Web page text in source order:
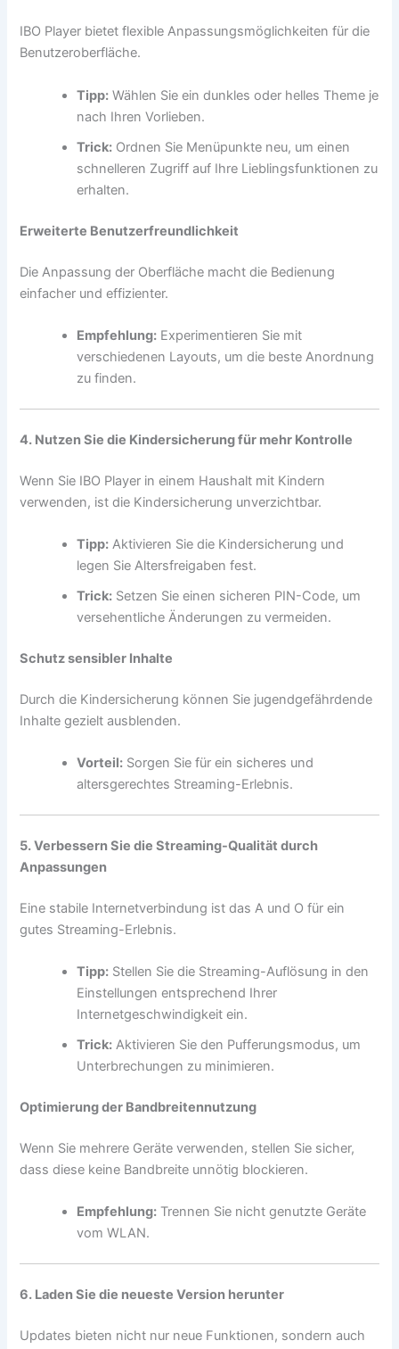
IBO Player bietet flexible Anpassungsmöglichkeiten für die
Benutzeroberfläche.
Tipp: Wählen Sie ein dunkles oder helles Theme je
nach Ihren Vorlieben.
Trick: Ordnen Sie Menüpunkte neu, um einen
schnelleren Zugriff auf Ihre Lieblingsfunktionen zu
erhalten.
Erweiterte Benutzerfreundlichkeit
Die Anpassung der Oberfläche macht die Bedienung
einfacher und effizienter.
Empfehlung: Experimentieren Sie mit
verschiedenen Layouts, um die beste Anordnung
zu finden.
4. Nutzen Sie die Kindersicherung für mehr Kontrolle
Wenn Sie IBO Player in einem Haushalt mit Kindern
verwenden, ist die Kindersicherung unverzichtbar.
Tipp: Aktivieren Sie die Kindersicherung und
legen Sie Altersfreigaben fest.
Trick: Setzen Sie einen sicheren PIN-Code, um
versehentliche Änderungen zu vermeiden.
Schutz sensibler Inhalte
Durch die Kindersicherung können Sie jugendgefährdende
Inhalte gezielt ausblenden.
Vorteil: Sorgen Sie für ein sicheres und
altersgerechtes Streaming-Erlebnis.
5. Verbessern Sie die Streaming-Qualität durch
Anpassungen
Eine stabile Internetverbindung ist das A und O für ein
gutes Streaming-Erlebnis.
Tipp: Stellen Sie die Streaming-Auflösung in den
Einstellungen entsprechend Ihrer
Internetgeschwindigkeit ein.
Trick: Aktivieren Sie den Pufferungsmodus, um
Unterbrechungen zu minimieren.
Optimierung der Bandbreitennutzung
Wenn Sie mehrere Geräte verwenden, stellen Sie sicher,
dass diese keine Bandbreite unnötig blockieren.
Empfehlung: Trennen Sie nicht genutzte Geräte
vom WLAN.
6. Laden Sie die neueste Version herunter
Updates bieten nicht nur neue Funktionen, sondern auch